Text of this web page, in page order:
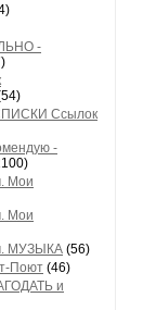
-
Ссылок
-
Мои
Мои
МУЗЫКА (56)
Поют (46)
и